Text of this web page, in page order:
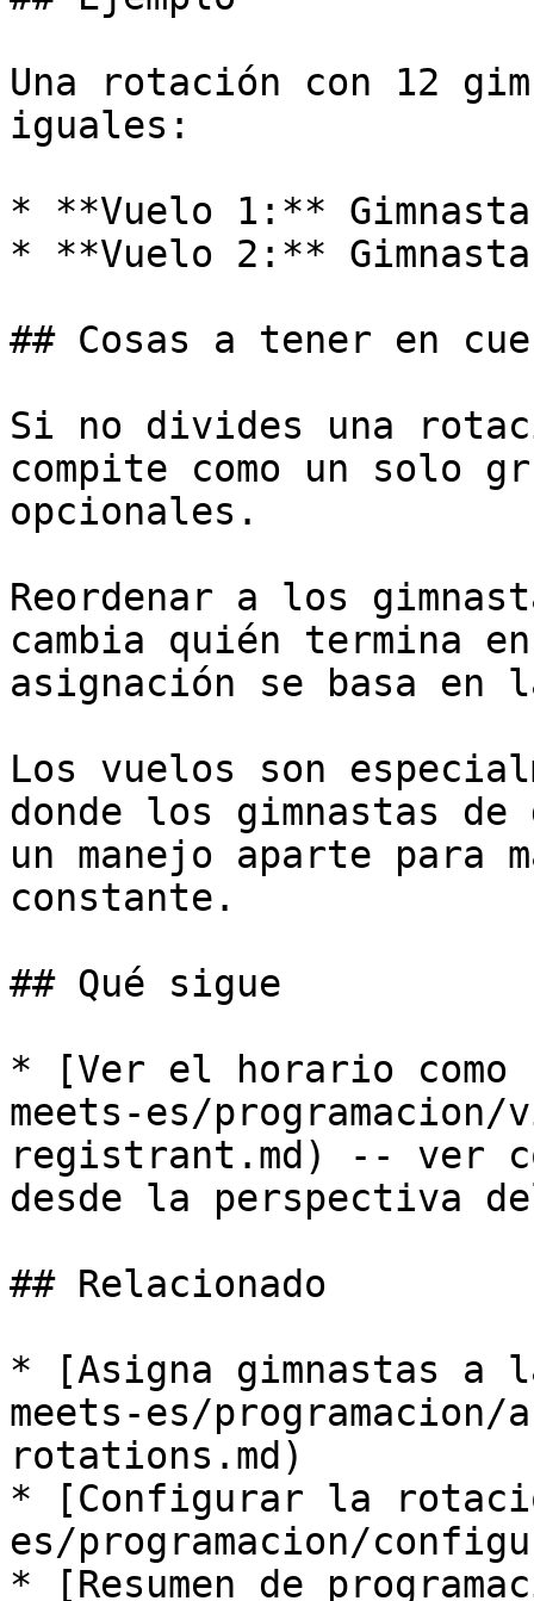
Una rotación con 12
iguales:
* **Vuelo 1:**
* **Vuelo 2:**
## Cosas a tener en
Si no divides una
compite como un solo
opcionales.
Reordenar a los
cambia quién termina
asignación se basa
Los vuelos son
donde los gimnastas
un manejo aparte para
constante.
## Qué sigue
* [Ver el horario
meets-es/programacion/
registrant.md) -- ver
desde la perspectiva
## Relacionado
* [Asigna gimnastas a
meets-es/
rotations.md)
* [Configurar la
es/programacion/
* [Resumen de